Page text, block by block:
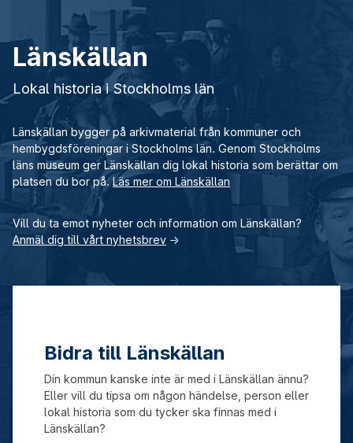
Länskällan
Lokal historia i Stockholms län
Länskällan bygger på arkivmaterial från kommuner och
hembygdsföreningar i Stockholms län. Genom Stockholms
läns museum ger Länskällan dig lokal historia som berättar om
platsen du bor på.Läs mer om Länskällan
Vill du ta emot nyheter och information om Länskällan?
Anmäl dig till vårt nyhetsbrev →
Bidra till Länskällan
Din kommun kanske inte är med i Länskällan ännu?
Eller vill du tipsa om någon händelse, person eller
lokal historia som du tycker ska finnas med i
Länskällan?